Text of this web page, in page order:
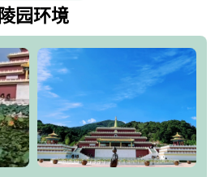
在世界文化遗产清东陵地形墙内，地
便利。公司以“建设全国顶级人生后花
为目标，以海外归侨、国内外知名人士
旅游参观构成其主要使用功能；以苍
构成其外部形象。通过墓园建设与造
成一处特色鲜明、服务周全、环境优
物古迹交相呼应的极具吸引力的花园
陵园环境